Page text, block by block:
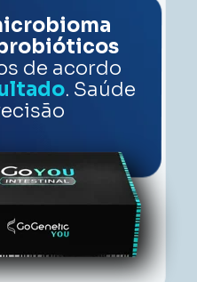
de acordo
. Saúde